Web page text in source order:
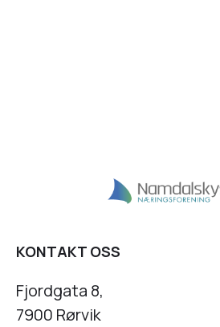
KONTAKT OSS
Fjordgata 8,
7900 Rørvik